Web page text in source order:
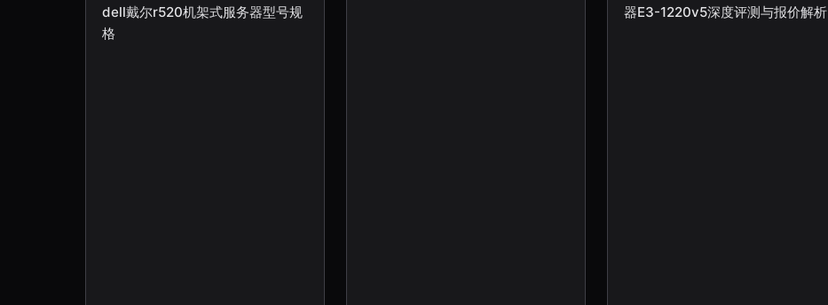
dell戴尔r520机架式服务器型号规
格
器E3-1220v5深度评测与报价解析